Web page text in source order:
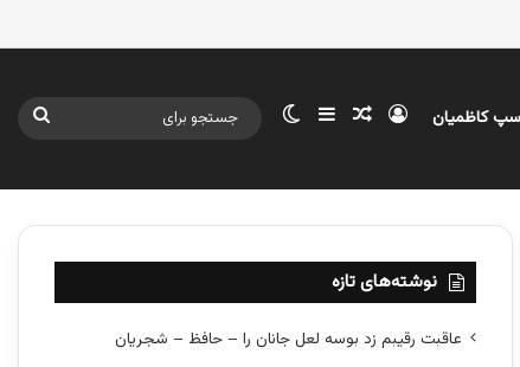
کاظمیان ورود نوشته تصادفی
سایدبار تغییر پوسته
نوشته‌های تازه
عاقبت رقیبم زد بوسه لعل جانان را – حافظ – شجریان